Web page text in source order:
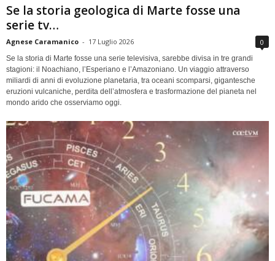
Se la storia geologica di Marte fosse una
serie tv…
Agnese Caramanico - 17 Luglio 2026 0
Se la storia di Marte fosse una serie televisiva, sarebbe divisa in tre grandi
stagioni: il Noachiano, l’Esperiano e l’Amazoniano. Un viaggio attraverso
miliardi di anni di evoluzione planetaria, tra oceani scomparsi, gigantesche
eruzioni vulcaniche, perdita dell’atmosfera e trasformazione del pianeta nel
mondo arido che osserviamo oggi.